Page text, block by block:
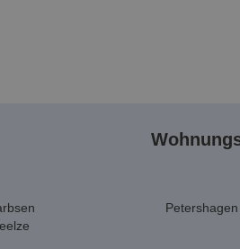
Petershagen